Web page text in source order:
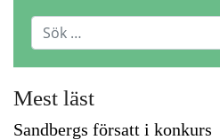
Mest läst
Sandbergs försatt i konkurs